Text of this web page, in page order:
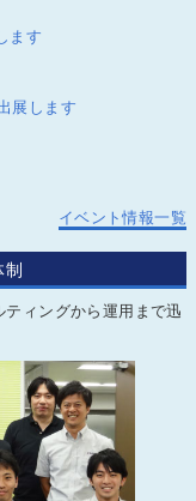
ます
展します
イベント情報一覧
ィングから運用まで迅